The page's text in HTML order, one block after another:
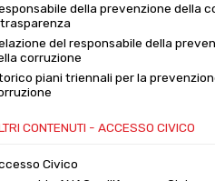
della prevenzione della
del responsabile della
corruzione
piani triennali per la
CONTENUTI - ACCESSO CIVICO
Civico